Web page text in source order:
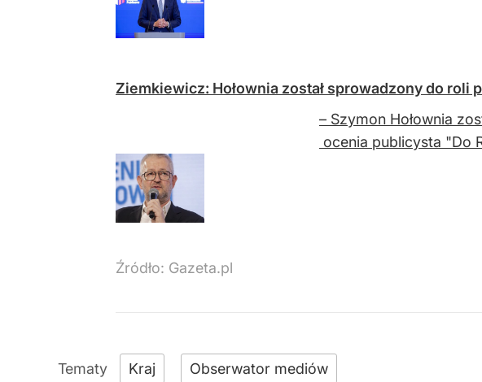
Ziemkiewicz: Hołownia został sprowadzony do roli
– Szymon Hołownia
ocenia publicysta "Do
Źródło: Gazeta.pl
Kraj Obserwator mediów